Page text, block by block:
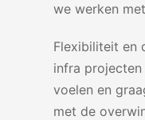
we werken
Flexibiliteit en
infra
voelen en
met de